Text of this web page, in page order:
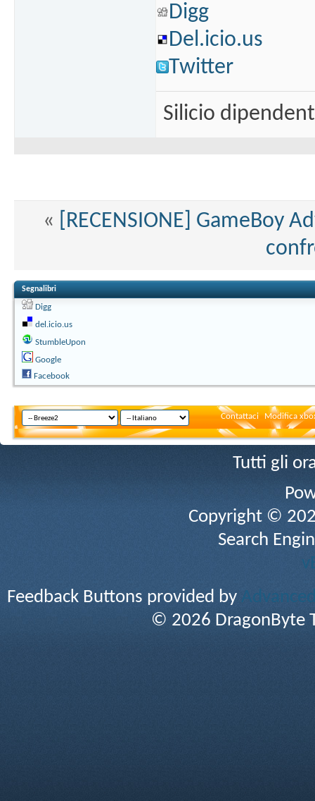
Digg
Del.icio.us
Twitter
Silicio
«
[RECENSIONE] GameBoy
Segnalibri
Digg
del.icio.us
StumbleUpon
Google
Facebook
Contattaci Modifica
Tutti gli
Copyright ©
Search
Feedback Buttons provided by
© 2026 DragonByte